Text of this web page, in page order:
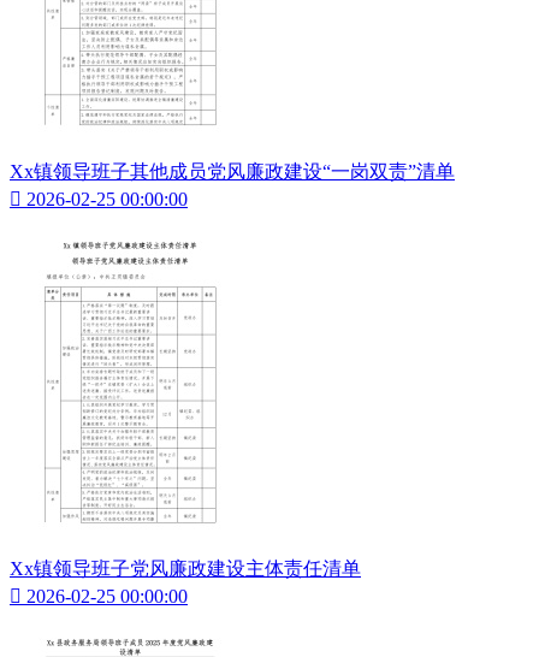
Xx镇领导班子其他成员党风廉政建设“一岗双责”清单
 2026-02-25 00:00:00
Xx镇领导班子党风廉政建设主体责任清单
 2026-02-25 00:00:00